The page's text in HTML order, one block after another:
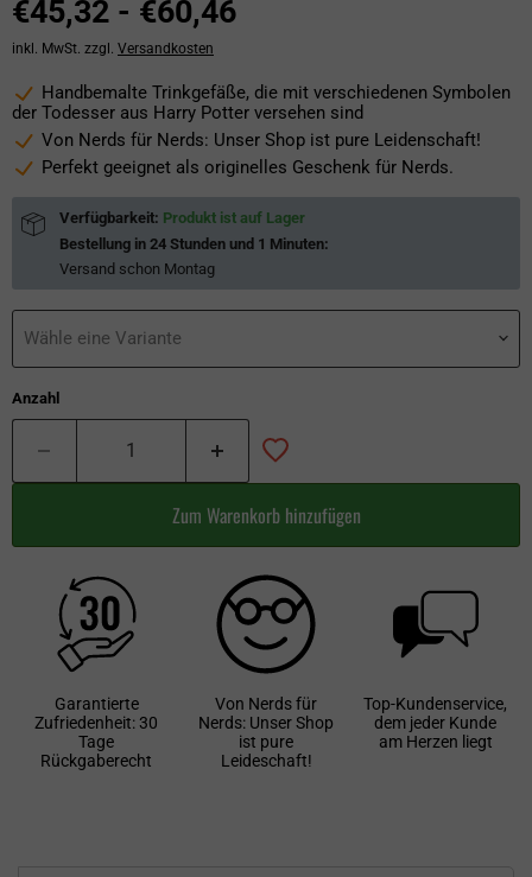
€45,32 - €60,46
inkl. MwSt. zzgl. Versandkosten
Handbemalte Trinkgefäße, die mit verschiedenen Symbolen
der Todesser aus Harry Potter versehen sind
Von Nerds für Nerds: Unser Shop ist pure Leidenschaft!
Perfekt geeignet als originelles Geschenk für Nerds.
Verfügbarkeit: Produkt ist auf Lager
Bestellung in 24 Stunden und 1 Minuten:
Versand schon Montag
Wähle eine Variante
Anzahl
Zum Warenkorb hinzufügen
Garantierte
Zufriedenheit: 30
Tage
Rückgaberecht
Von Nerds für
Nerds: Unser Shop
ist pure
Leideschaft!
Top-Kundenservice,
dem jeder Kunde
am Herzen liegt